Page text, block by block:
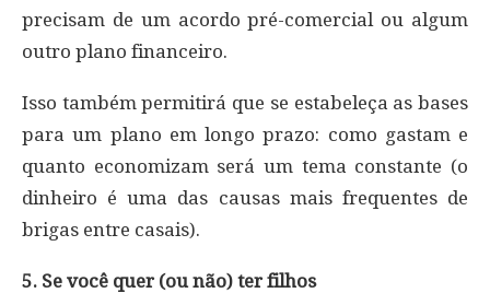
precisam de um acordo pré-comercial ou algum
outro plano financeiro.
Isso também permitirá que se estabeleça as bases
para um plano em longo prazo: como gastam e
quanto economizam será um tema constante (o
dinheiro é uma das causas mais frequentes de
brigas entre casais).
5. Se você quer (ou não) ter filhos